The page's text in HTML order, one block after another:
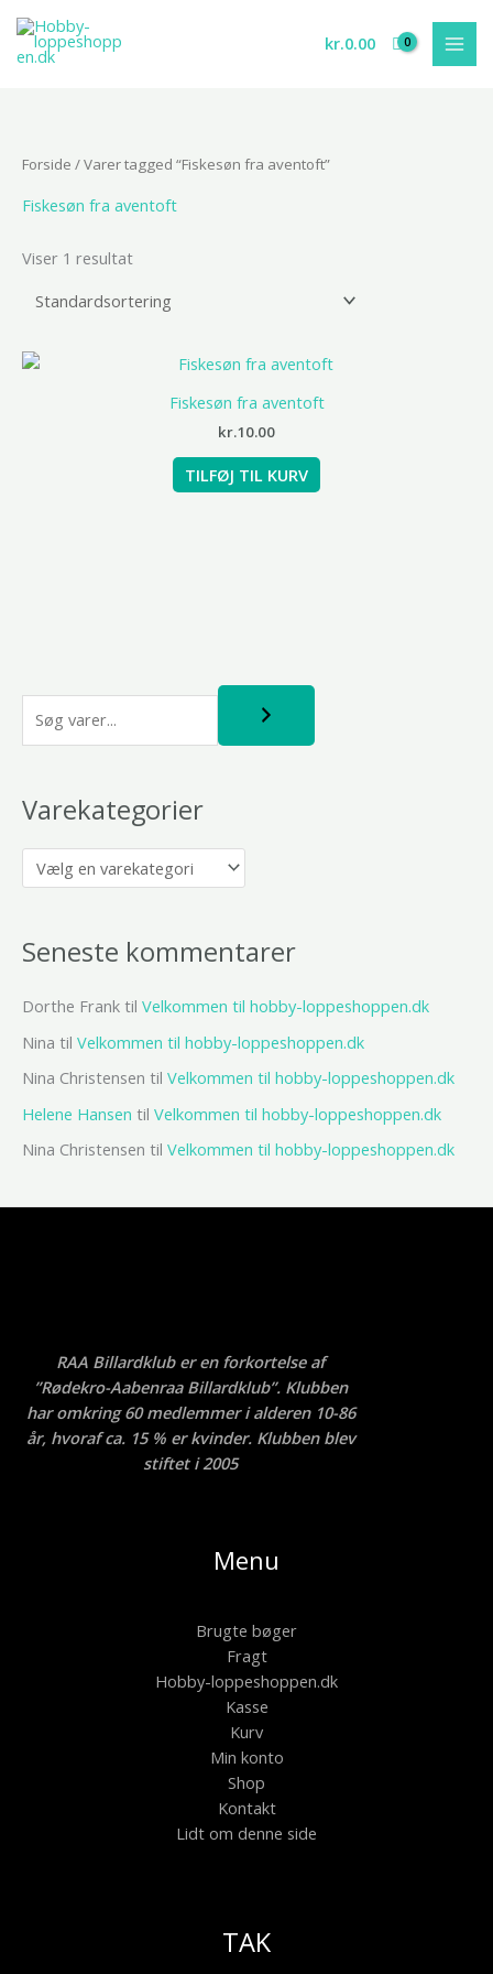
indholdet
kr.0.00
S
Varekategorier
Seneste kommentarer
Dorthe Frank til Velkommen til hobby-loppeshoppen.dk
Nina til Velkommen til hobby-loppeshoppen.dk
Nina Christensen til Velkommen til hobby-loppeshoppen.dk
Helene Hansen til Velkommen til hobby-loppeshoppen.dk
Nina Christensen til Velkommen til hobby-loppeshoppen.dk
Forside / Varer tagged “Fiskesøn fra aventoft”
Fiskesøn fra aventoft
Viser 1 resultat
Fiskesøn fra aventoft
kr.10.00
TILFØJ TIL KURV
RAA Billardklub er en forkortelse af
”Rødekro-Aabenraa Billardklub”. Klubben
har omkring 60 medlemmer i alderen 10-86
år, hvoraf ca. 15 % er kvinder. Klubben blev
stiftet i 2005
Menu
Brugte bøger
Fragt
Hobby-loppeshoppen.dk
Kasse
Kurv
Min konto
Shop
Kontakt
Lidt om denne side
TAK